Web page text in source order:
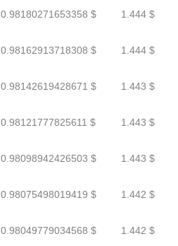
0.98180271653358 $ 1.444 $
0.98162913718308 $ 1.444 $
0.98142619428671 $ 1.443 $
0.98121777825611 $ 1.443 $
0.98098942426503 $ 1.443 $
0.98075498019419 $ 1.442 $
0.98049779034568 $ 1.442 $